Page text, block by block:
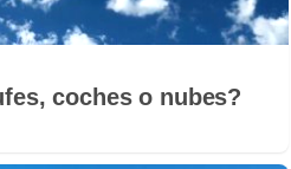
coches o nubes?